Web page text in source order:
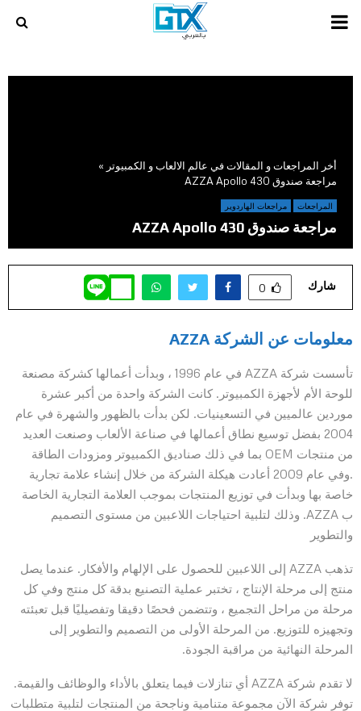
PRIMARY
أخر المراجعات و المقالات في عالم الالعاب و الكمبيوتر »
مراجعة صندوق AZZA Apollo 430
المراجعات مراجعات الهاردوير
مراجعة صندوق AZZA Apollo 430
شارك 0
معلومات عن الشركة AZZA
تأسست شركة AZZA في عام 1996 ، وبدأت أعمالها كشركة مصنعة
للوحة الأم لأجهزة الكمبيوتر. كانت الشركة واحدة من أكبر عشرة
موردين عالميين في التسعينيات. لكن بدأت بالظهور والشهرة في عام
2004 بفضل توسيع نطاق أعمالها في صناعة الألعاب وصنعت العديد
من منتجات OEM بما في ذلك صناديق الكمبيوتر ومزودات الطاقة
.وفي عام 2009 أعادت هيكلة الشركة من خلال إنشاء علامة تجارية
خاصة بها وبدأت في توزيع المنتجات بموجب العلامة التجارية الخاصة
ب AZZA. وذلك لتلبية احتياجات اللاعبين من مستوى التصميم
والتطوير
تذهب AZZA إلى اللاعبين للحصول على الإلهام والأفكار. عندما يصل
منتج إلى مرحلة الإنتاج ، تختبر عملية التصنيع بدقة كل منتج وفي كل
مرحلة من مراحل التجميع ، وتتضمن فحصًا دقيقا وتفصيليًا قبل تعبئته
وتجهيزه للتوزيع. من المرحلة الأولى من التصميم والتطوير إلى
المرحلة النهائية من مراقبة الجودة.
لا تقدم شركة AZZA أي تنازلات فيما يتعلق بالأداء والوظائف والقيمة.
توفر شركة الآن مجموعة متنامية وناجحة من المنتجات لتلبية متطلبات